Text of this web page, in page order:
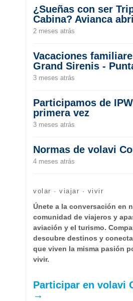
¿Sueñas con ser
Cabina? Avianca
2 meses atrás
Vacaciones
Grand Sirenis -
3 meses atrás
Participamos de
primera vez
3 meses atrás
Normas de volavi
4 meses atrás
volar · viajar · vivir
Únete a la conversación en
comunidad de viajeros y
aviación y el turismo.
descubre destinos y
que viven la misma pasión
vivir.
Participar en volavi
→